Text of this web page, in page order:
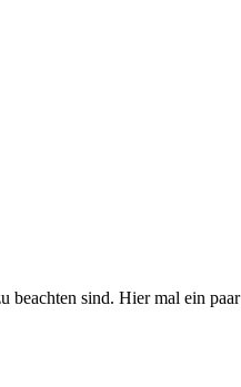
sind. Hier mal ein